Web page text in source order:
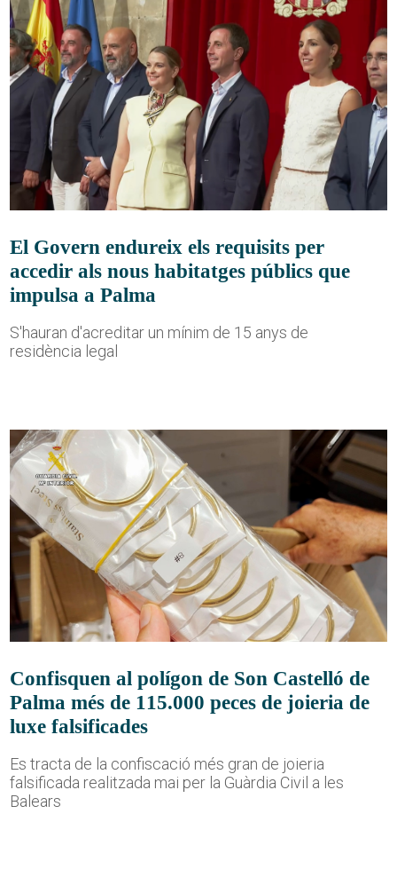
El Govern endureix els requisits per
accedir als nous habitatges públics que
impulsa a Palma
S'hauran d'acreditar un mínim de 15 anys de
residència legal
Confisquen al polígon de Son Castelló de
Palma més de 115.000 peces de joieria de
luxe falsificades
Es tracta de la confiscació més gran de joieria
falsificada realitzada mai per la Guàrdia Civil a les
Balears